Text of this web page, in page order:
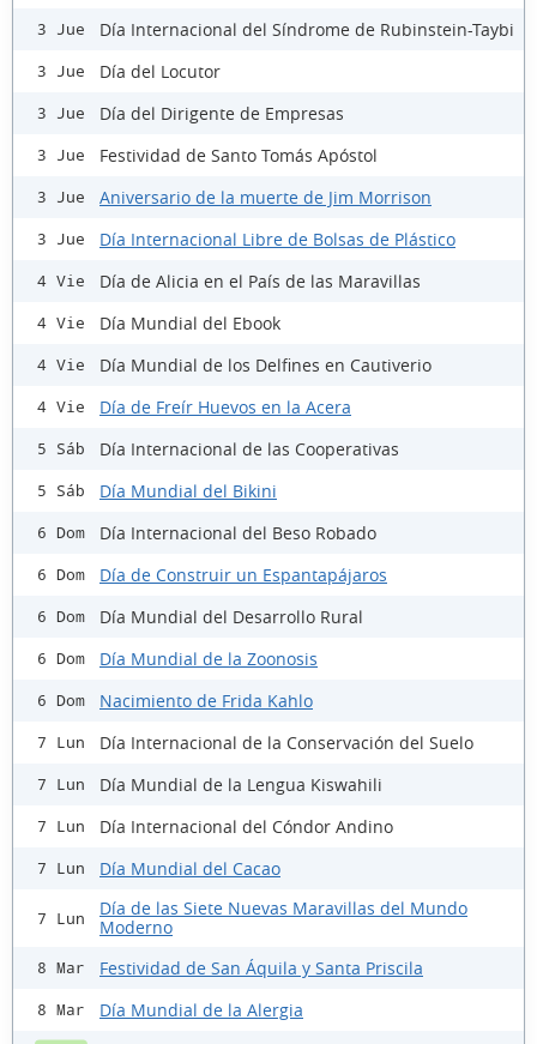
3 Jue Día Internacional del Síndrome de Rubinstein-Taybi
3 Jue Día del Locutor
3 Jue Día del Dirigente de Empresas
3 Jue Festividad de Santo Tomás Apóstol
3 Jue Aniversario de la muerte de Jim Morrison
3 Jue Día Internacional Libre de Bolsas de Plástico
4 Vie Día de Alicia en el País de las Maravillas
4 Vie Día Mundial del Ebook
4 Vie Día Mundial de los Delfines en Cautiverio
4 Vie Día de Freír Huevos en la Acera
5 Sáb Día Internacional de las Cooperativas
5 Sáb Día Mundial del Bikini
6 Dom Día Internacional del Beso Robado
6 Dom Día de Construir un Espantapájaros
6 Dom Día Mundial del Desarrollo Rural
6 Dom Día Mundial de la Zoonosis
6 Dom Nacimiento de Frida Kahlo
7 Lun Día Internacional de la Conservación del Suelo
7 Lun Día Mundial de la Lengua Kiswahili
7 Lun Día Internacional del Cóndor Andino
7 Lun Día Mundial del Cacao
7 Lun
Día de las Siete Nuevas Maravillas del Mundo
Moderno
8 Mar Festividad de San Áquila y Santa Priscila
8 Mar Día Mundial de la Alergia